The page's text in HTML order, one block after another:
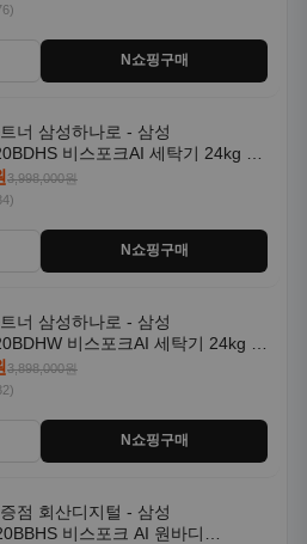
N쇼핑구매
너 삼성하나로 - 삼성
비스포크AI 세탁기 24kg 건
제자동투입
3,998,000원
N쇼핑구매
너 삼성하나로 - 삼성
비스포크AI 세탁기 24kg 건
제자동투입
3,898,000원
N쇼핑구매
점 회산디지털 - 삼성
비스포크 AI 원바디